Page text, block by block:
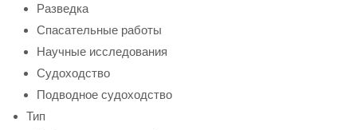
Разведка
Спасательные работы
Научные исследования
Судоходство
Подводное судоходство
Тип